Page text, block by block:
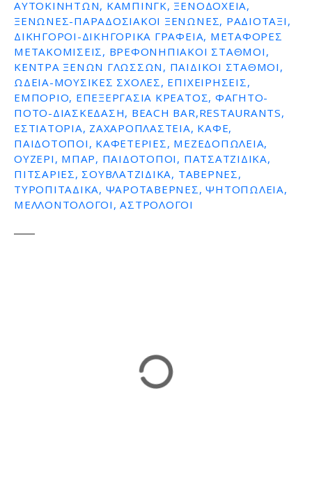
ΑΥΤΟΚΙΝΉΤΩΝ, ΚΆΜΠΙΝΓΚ, ΞΕΝΟΔΟΧΕΊΑ,
ΞΕΝΏΝΕΣ-ΠΑΡΑΔΟΣΙΑΚΟΊ ΞΕΝΏΝΕΣ, ΡΑΔΙΟΤΑΞΊ,
ΔΙΚΗΓΌΡΟΙ-ΔΙΚΗΓΟΡΙΚΆ ΓΡΑΦΕΊΑ, ΜΕΤΑΦΟΡΈΣ
ΜΕΤΑΚΟΜΊΣΕΙΣ, ΒΡΕΦΟΝΗΠΙΑΚΟΊ ΣΤΑΘΜΟΊ,
ΚΈΝΤΡΑ ΞΈΝΩΝ ΓΛΩΣΣΏΝ, ΠΑΙΔΙΚΟΊ ΣΤΑΘΜΟΊ,
ΩΔΕΊΑ-ΜΟΥΣΙΚΈΣ ΣΧΟΛΈΣ, ΕΠΙΧΕΙΡΉΣΕΙΣ,
ΕΜΠΌΡΙΟ, ΕΠΕΞΕΡΓΑΣΊΑ ΚΡΈΑΤΟΣ, ΦΑΓΗΤΌ-
ΠΟΤΌ-ΔΙΑΣΚΈΔΑΣΗ, BEACH BAR,RESTAURANTS,
ΕΣΤΙΑΤΌΡΙΑ, ΖΑΧΑΡΟΠΛΑΣΤΕΊΑ, ΚΑΦΈ,
ΠΑΙΔΌΤΟΠΟΙ, ΚΑΦΕΤΈΡΙΕΣ, ΜΕΖΕΔΟΠΩΛΕΊΑ,
ΟΥΖΕΡΊ, ΜΠΑΡ, ΠΑΙΔΌΤΟΠΟΙ, ΠΑΤΣΑΤΖΊΔΙΚΑ,
ΠΙΤΣΑΡΊΕΣ, ΣΟΥΒΛΑΤΖΊΔΙΚΑ, ΤΑΒΈΡΝΕΣ,
ΤΥΡΟΠΙΤΆΔΙΚΑ, ΨΑΡΟΤΑΒΈΡΝΕΣ, ΨΗΤΟΠΩΛΕΊΑ,
ΜΕΛΛΟΝΤΟΛΟΓΟΙ, ΑΣΤΡΟΛΌΓΟΙ